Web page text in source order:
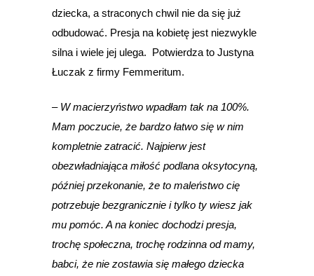
dziecka, a straconych chwil nie da się już
odbudować. Presja na kobietę jest niezwykle
silna i wiele jej ulega. Potwierdza to Justyna
Łuczak z firmy Femmeritum.
– W macierzyństwo wpadłam tak na 100%.
Mam poczucie, że bardzo łatwo się w nim
kompletnie zatracić. Najpierw jest
obezwładniająca miłość podlana oksytocyną,
później przekonanie, że to maleństwo cię
potrzebuje bezgranicznie i tylko ty wiesz jak
mu pomóc. A na koniec dochodzi presja,
trochę społeczna, trochę rodzinna od mamy,
babci, że nie zostawia się małego dziecka